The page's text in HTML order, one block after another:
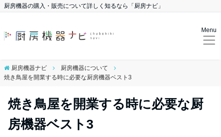
厨房機器の購入・販売について詳しく知るなら「厨房ナビ」
Menu
厨房機器ナビ
厨房機器について
焼き鳥屋を開業する時に必要な厨房機器ベスト3
焼き鳥屋を開業する時に必要な厨
房機器ベスト3